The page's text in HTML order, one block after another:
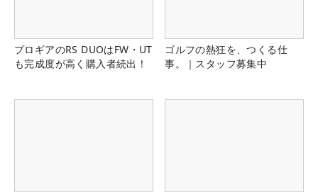
プロギアのRS DUOはFW・UT
も完成度が高く購入者続出！
ゴルフの熱狂を、つくる仕
事。｜スタッフ募集中